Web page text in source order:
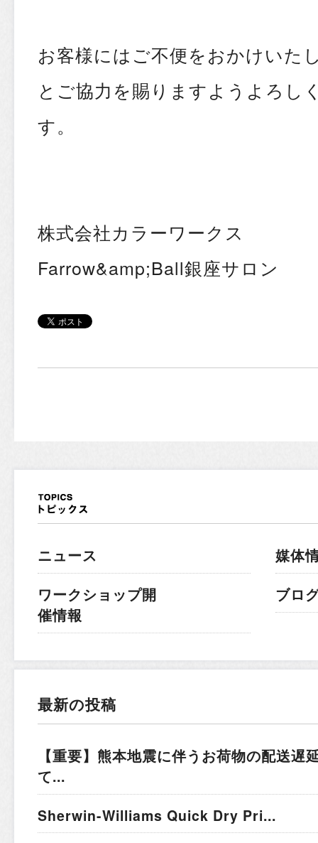
お客様にはご不便をおかけいた
とご協力を賜りますようよろし
す。
株式会社カラーワークス
Farrow&amp;Ball銀座サロン
ニュース
ワークショップ開
催情報
媒体
ブロ
最新の投稿
【重要】熊本地震に伴うお荷物の配送遅
て...
Sherwin-Williams Quick Dry Pri...